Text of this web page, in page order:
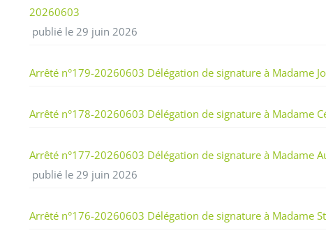
20260603
publié le 29 juin 2026
Arrêté n°179-20260603 Délégation de signature à Madame
Arrêté n°178-20260603 Délégation de signature à Madame
Arrêté n°177-20260603 Délégation de signature à Madame
publié le 29 juin 2026
Arrêté n°176-20260603 Délégation de signature à Madame